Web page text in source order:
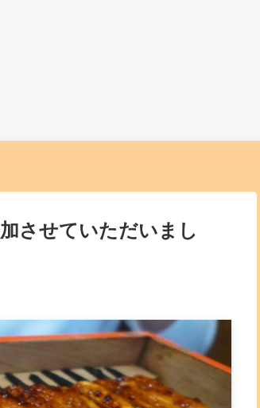
させていただいまし